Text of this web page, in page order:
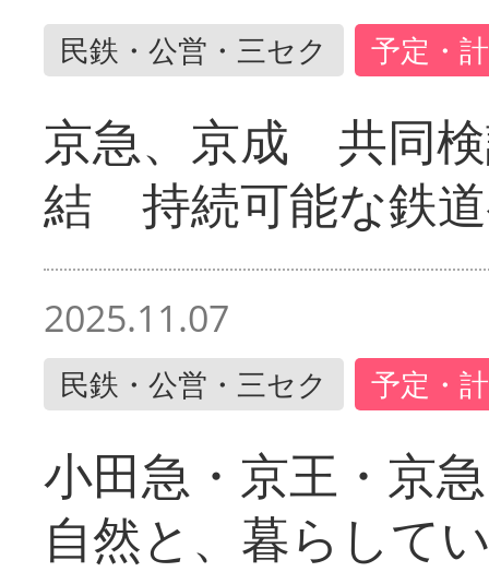
民鉄・公営・三セク 予定・
京急、京成 共同
結 持続可能な鉄
2025.11.07
民鉄・公営・三セク 予定・
小田急・京王・京
自然と、暮らして